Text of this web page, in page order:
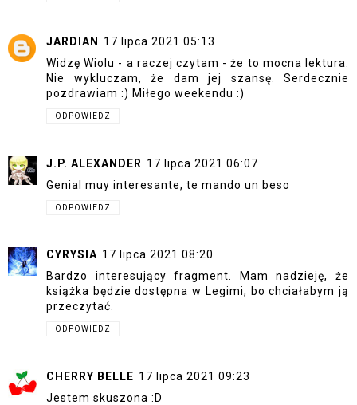
JARDIAN
17 lipca 2021 05:13
Widzę Wiolu - a raczej czytam - że to mocna lektura.
Nie wykluczam, że dam jej szansę. Serdecznie
pozdrawiam :) Miłego weekendu :)
ODPOWIEDZ
J.P. ALEXANDER 17 lipca 2021 06:07
Genial muy interesante, te mando un beso
ODPOWIEDZ
CYRYSIA 17 lipca 2021 08:20
Bardzo interesujący fragment. Mam nadzieję, że
książka będzie dostępna w Legimi, bo chciałabym ją
przeczytać.
ODPOWIEDZ
CHERRY BELLE 17 lipca 2021 09:23
Jestem skuszona :D